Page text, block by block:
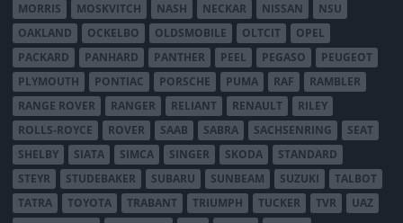
MORRIS
MOSKVITCH NASH NECKAR NISSAN
NSU
OAKLAND
OCKELBO OLDSMOBILE OLTCIT
OPEL
PACKARD
PANHARD PANTHER PEEL PEGASO
PEUGEOT
PLYMOUTH
PONTIAC PORSCHE PUMA RAF
RAMBLER
RANGE ROVER
RANGER RELIANT RENAULT
RILEY
ROLLS-ROYCE
ROVER SAAB SABRA SACHSENRING
SEAT
SHELBY
SIATA SIMCA SINGER SKODA
STANDARD
STEYR
STUDEBAKER SUBARU SUNBEAM SUZUKI
TALBOT
TATRA
TOYOTA TRABANT TRIUMPH TUCKER TVR
UAZ